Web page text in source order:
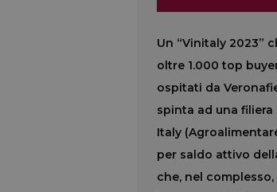
Un “Vinitaly 2023”
oltre 1.000 top
ospitati da
spinta ad una filiera
Italy
per saldo attivo
che, nel